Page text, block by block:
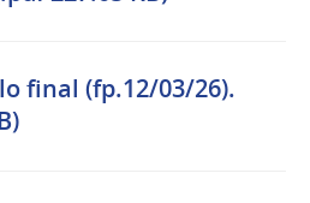
final (fp.12/03/26).